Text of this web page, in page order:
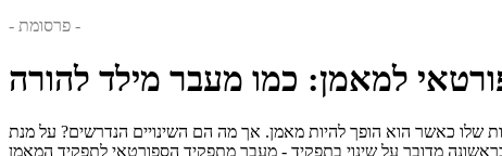
- פרסומת -
למאמן: כמו מעבר מילד להורה
שלו כאשר הוא הופך להיות מאמן. אך מה הם השינויים הנדרשים? על מנת